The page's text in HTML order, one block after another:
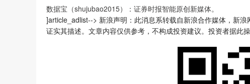
数据宝（shujubao2015）：证券时报智能原创新媒体。
]article_adlist--> 新浪声明：此消息系转载自新浪合作媒体，新
证实其描述。文章内容仅供参考，不构成投资建议。投资者据此操